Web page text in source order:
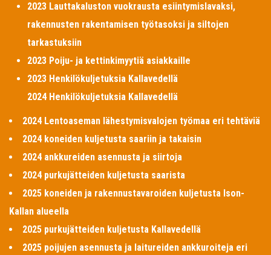
2023 Lauttakaluston vuokrausta esiintymislavaksi,
rakennusten rakentamisen työtasoksi ja siltojen
tarkastuksiin
2023 Poiju- ja kettinkimyytiä asiakkaille
2023 Henkilökuljetuksia Kallavedellä
2024 Henkilökuljetuksia Kallavedellä
2024 Lentoaseman lähestymisvalojen työmaa eri tehtäviä
2024 koneiden kuljetusta saariin ja takaisin
2024 ankkureiden asennusta ja siirtoja
2024 purkujätteiden kuljetusta saarista
2025 koneiden ja rakennustavaroiden kuljetusta Ison-
Kallan alueella
2025 purkujätteiden kuljetusta Kallavedellä
2025 poijujen asennusta ja laitureiden ankkuroiteja eri